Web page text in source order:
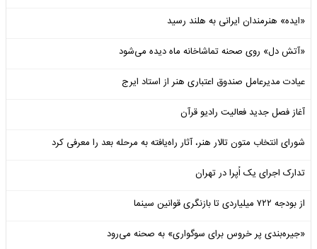
«ایده» هنرمندان ایرانی به هلند رسید
«آتش دل» روی صحنه تماشاخانه ماه دیده می‌شود
عیادت مدیرعامل صندوق اعتباری هنر از استاد ایرج
آغاز فصل جدید فعالیت رادیو قرآن
شورای انتخاب متون تالار هنر، آثار راه‌یافته به مرحله بعد را معرفی کرد
تدارک اجرای یک اُپرا در تهران
از بودجه ۷۲۲ میلیاردی تا بازنگری قوانین سینما
«جیره‌بندی پر خروس برای سوگواری» به صحنه می‌رود